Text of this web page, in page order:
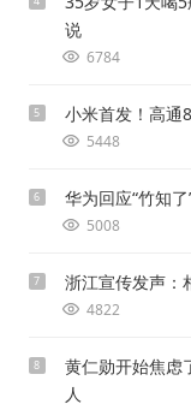
说
6784
5 小米首发！高通
5448
6 华为回应“竹知
5008
7 浙江宣传发声：
4822
8
黄仁勋开始焦虑
人